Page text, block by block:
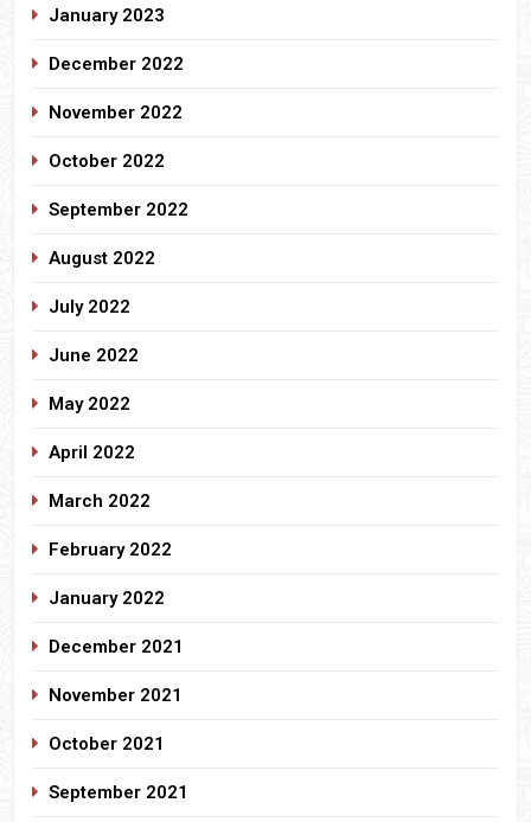
January 2023
December 2022
November 2022
October 2022
September 2022
August 2022
July 2022
June 2022
May 2022
April 2022
March 2022
February 2022
January 2022
December 2021
November 2021
October 2021
September 2021